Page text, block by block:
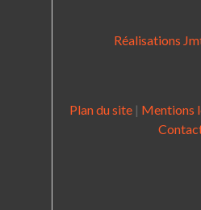
Réalisations
Plan du site | Mentions